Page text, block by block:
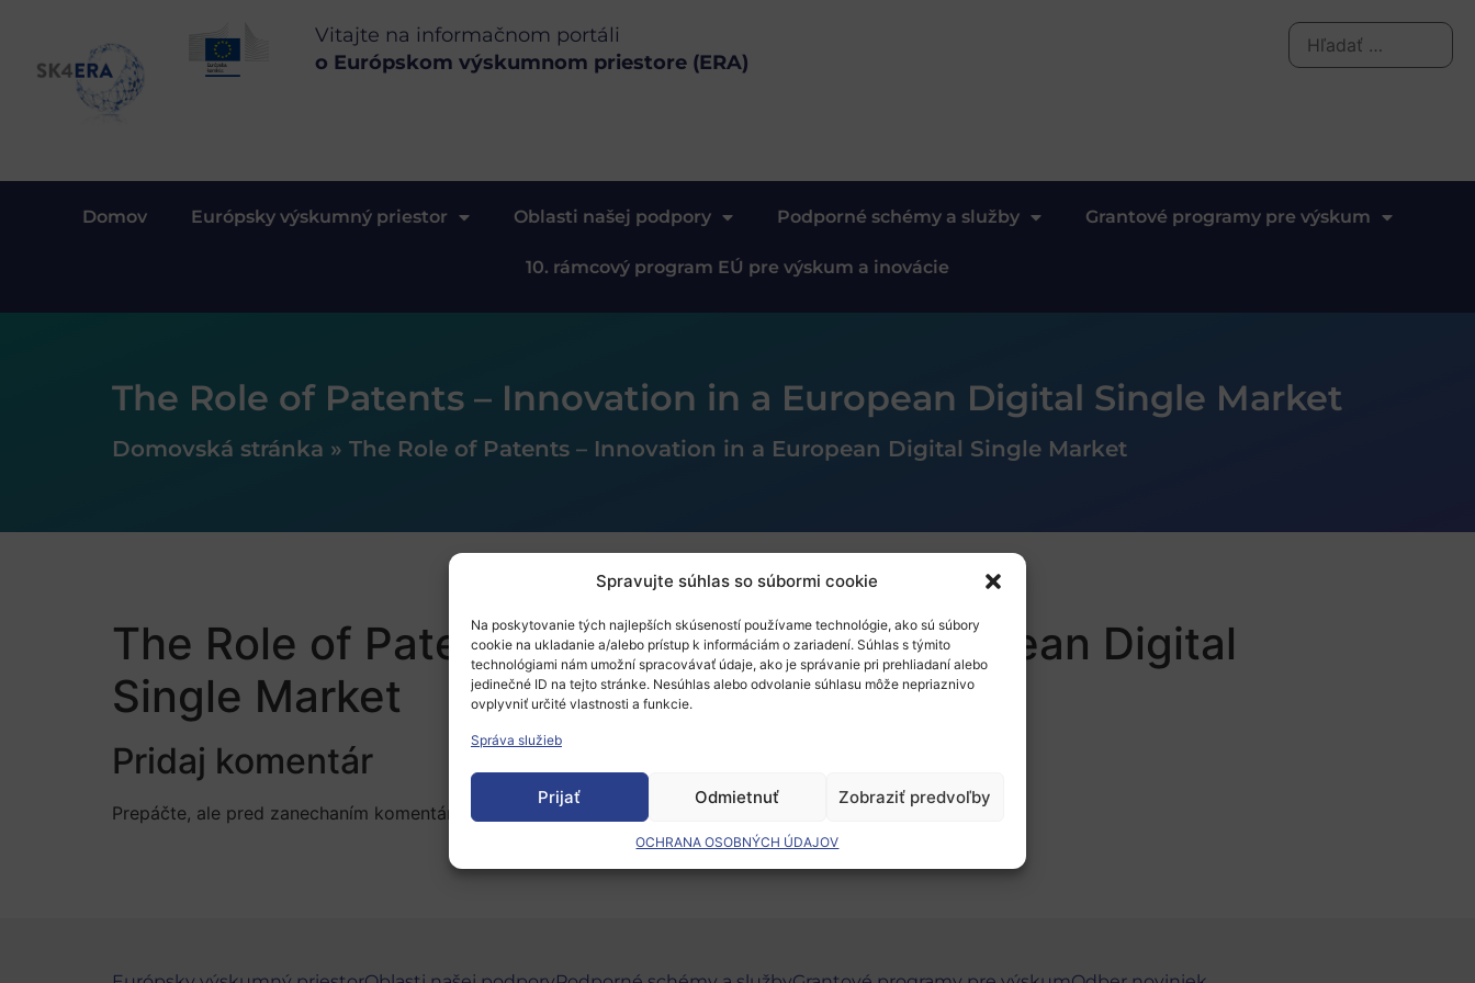
Spravujte súhlas so súbormi cookie
Na poskytovanie tých najlepších skúseností používame technológie, ako sú súbory
cookie na ukladanie a/alebo prístup k informáciám o zariadení. Súhlas s týmito
technológiami nám umožní spracovávať údaje, ako je správanie pri prehliadaní alebo
jedinečné ID na tejto stránke. Nesúhlas alebo odvolanie súhlasu môže nepriaznivo
ovplyvniť určité vlastnosti a funkcie.
Správa služieb
Prijať Odmietnuť Zobraziť predvoľby
OCHRANA OSOBNÝCH ÚDAJOV
Vitajte na informačnom portáli
o Európskom výskumnom priestore (ERA)
Domov Európsky výskumný priestor Oblasti našej podpory Podporné schémy a služby Grantové programy pre výskum
10. rámcový program EÚ pre výskum a inovácie
The Role of Patents – Innovation in a European Digital Single Market
Domovská stránka » The Role of Patents – Innovation in a European Digital Single Market
The Role of Patents – Innovation in a European Digital
Single Market
Pridaj komentár
Prepáčte, ale pred zanechaním komentára sa musíte prihlásiť